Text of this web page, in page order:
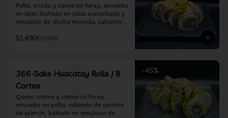
Palta, criolla y camarón furay, envuelto
en atún, bañado en salsa acevichada y
emulsión de chicha morada, cubierto
$5.490$9.990
-45%
366-Sake Huacatay Rolls / 8
Cortes
Queso crema y camarón furay,
envuelto en palta, cubierto de ceviche
de salmón, bañado en emulsion de